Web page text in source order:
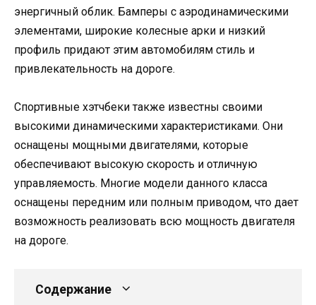
энергичный облик. Бамперы с аэродинамическими
элементами, широкие колесные арки и низкий
профиль придают этим автомобилям стиль и
привлекательность на дороге.
Спортивные хэтчбеки также известны своими
высокими динамическими характеристиками. Они
оснащены мощными двигателями, которые
обеспечивают высокую скорость и отличную
управляемость. Многие модели данного класса
оснащены передним или полным приводом, что дает
возможность реализовать всю мощность двигателя
на дороге.
Содержание